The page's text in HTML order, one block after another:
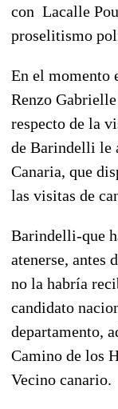
con Lacalle
proselitismo
En el momento
Renzo
respecto de la
de Barindelli le
Canaria, que
las visitas de
Barindelli-que
atenerse, antes
no la habría
candidato
departamento,
Camino de los
Vecino canario.